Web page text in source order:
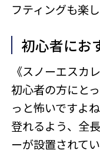
フティングも楽
初心者にお
《スノーエスカ
初心者の方にと
っと怖いですよ
登れるよう、全
ーが設置されてい